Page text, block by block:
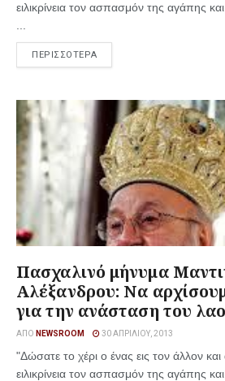
ειλικρίνεια τον ασπασμόν της αγάπης
ΠΕΡΙΣΣΟΤΕΡΑ
Πασχαλινό μήνυμα
Αλέξανδρου: Να
για την ανάσταση του
ΑΠΌ NEWSROOM 30 ΑΠΡΙΛΊΟΥ, 2013
"Δώσατε το χέρι ο ένας εις τον άλλον και
ειλικρίνεια τον ασπασμόν της αγάπης